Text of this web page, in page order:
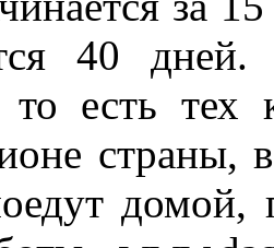
40
то есть тех
страны,
домой,